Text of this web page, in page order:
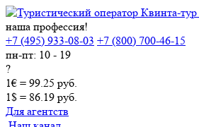
наша профессия!
+7 (495) 933-08-03 +7 (800) 700-46-15
пн-пт: 10 - 19
?
1€ = 99.25 руб.
1$ = 86.19 руб.
Для агентств